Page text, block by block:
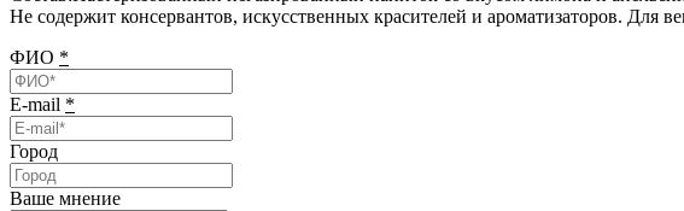
Не содержит консервантов, искусственных красителей и ароматизаторов. Для
ФИО *
E-mail *
Город
Ваше мнение